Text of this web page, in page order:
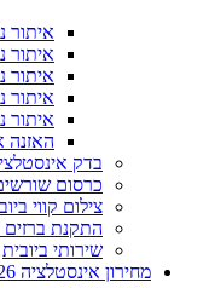
איתור
איתור
איתור
איתור
איתור
האזנה
בדק
כרסום
צילום קווי ביוב
התקנת ברזים
שירותי ביובית
מחירון אינסטלציה 2026